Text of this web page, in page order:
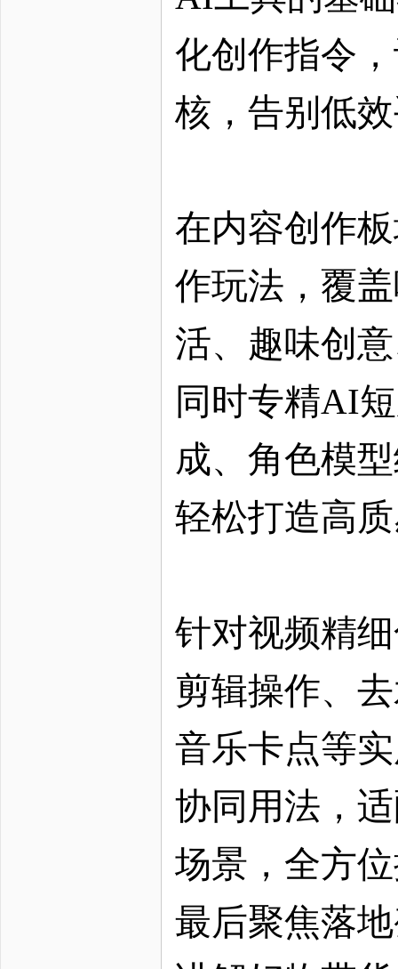
化创作指令
核，告别低
在内容创作
作玩法，覆
活、趣味创
同时专精AI
成、角色模
轻松打造高
针对视频精
剪辑操作、
音乐卡点等
协同用法，
场景，全方
最后聚焦落